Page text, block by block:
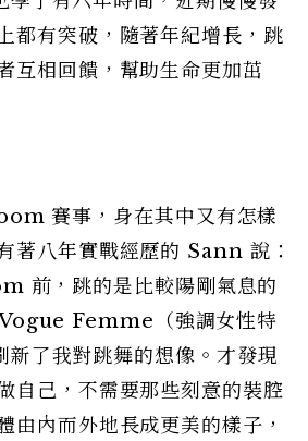
都有突破，隨著年紀增長，跳
互相回饋，幫助生命更加茁
賽事，身在其中又有怎樣
著八年實戰經歷的 Sann 說：
前，跳的是比較陽剛氣息的
Femme（強調女性特
了我對跳舞的想像。才發現
自己，不需要那些刻意的裝腔
由內而外地長成更美的樣子，